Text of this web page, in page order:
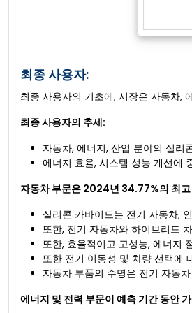
최종 사용자:
최종 사용자의 기초에, 시장은 자동차,
최종 사용자의 추세:
자동차, 에너지, 산업 분야의 실리
에너지 효율, 시스템 성능 개선에
자동차 부문은 2024년 34.77%의 최고
실리콘 카바이드는 전기 자동차,
또한, 전기 자동차와 하이브리드
또한, 효율적이고 고성능, 에너지
또한 전기 이동성 및 차량 선택에
자동차 부품의 수명은 전기 자동
에너지 및 전력 부문이 예측 기간 동안